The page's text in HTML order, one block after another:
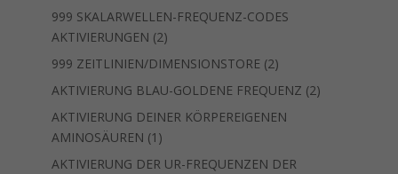
Produkte
999 SKALARWELLEN-FREQUENZ-CODES
AKTIVIERUNGEN 22
Produkte
999 ZEITLINIEN/DIMENSIONSTORE 22
Produkte
AKTIVIERUNG BLAU-GOLDENE FREQUENZ 22
AKTIVIERUNG DEINER KÖRPEREIGENEN
AMINOSÄUREN 1 1
Produkt
AKTIVIERUNG DER UR-FREQUENZEN DER